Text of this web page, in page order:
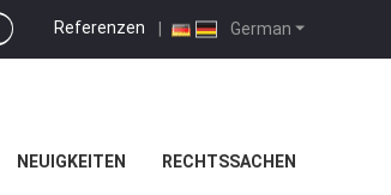
German
Referenzen |
NEUIGKEITEN RECHTSSACHEN